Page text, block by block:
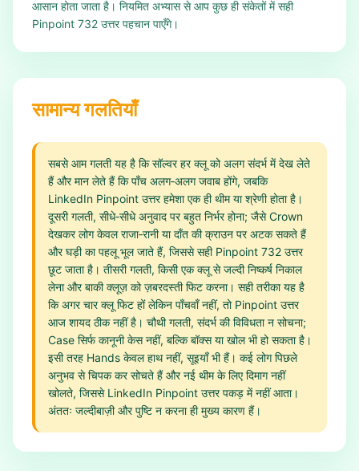
आसान होता जाता है। नियमित अभ्यास से आप कुछ ही संकेतों में सही
Pinpoint 732 उत्तर पहचान पाएँगे।
सामान्य गलतियाँ
सबसे आम गलती यह है कि सॉल्वर हर क्लू को अलग संदर्भ में देख लेते
हैं और मान लेते हैं कि पाँच अलग‑अलग जवाब होंगे, जबकि
LinkedIn Pinpoint उत्तर हमेशा एक ही थीम या श्रेणी होता है।
दूसरी गलती, सीधे‑सीधे अनुवाद पर बहुत निर्भर होना; जैसे Crown
देखकर लोग केवल राजा‑रानी या दाँत की क्राउन पर अटक सकते हैं
और घड़ी का पहलू भूल जाते हैं, जिससे सही Pinpoint 732 उत्तर
छूट जाता है। तीसरी गलती, किसी एक क्लू से जल्दी निष्कर्ष निकाल
लेना और बाकी क्लूज़ को ज़बरदस्ती फिट करना। सही तरीका यह है
कि अगर चार क्लू फिट हों लेकिन पाँचवाँ नहीं, तो Pinpoint उत्तर
आज शायद ठीक नहीं है। चौथी गलती, संदर्भ की विविधता न सोचना;
Case सिर्फ कानूनी केस नहीं, बल्कि बॉक्स या खोल भी हो सकता है।
इसी तरह Hands केवल हाथ नहीं, सूइयाँ भी हैं। कई लोग पिछले
अनुभव से चिपक कर सोचते हैं और नई थीम के लिए दिमाग नहीं
खोलते, जिससे LinkedIn Pinpoint उत्तर पकड़ में नहीं आता।
अंततः जल्दीबाज़ी और पुष्टि न करना ही मुख्य कारण हैं।